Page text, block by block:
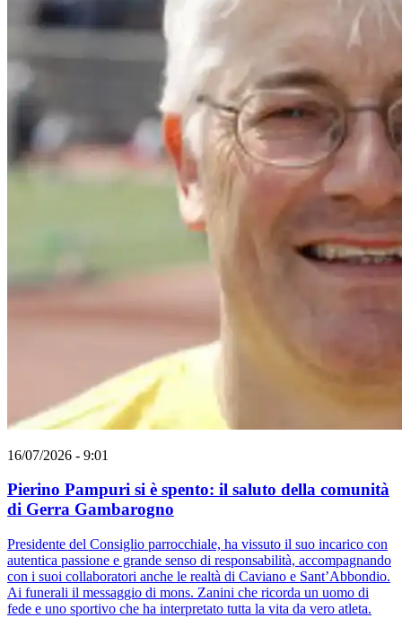
16/07/2026 - 9:01
Pierino Pampuri si è spento: il saluto della comunità
di Gerra Gambarogno
Presidente del Consiglio parrocchiale, ha vissuto il suo incarico con
autentica passione e grande senso di responsabilità, accompagnando
con i suoi collaboratori anche le realtà di Caviano e Sant’Abbondio.
Ai funerali il messaggio di mons. Zanini che ricorda un uomo di
fede e uno sportivo che ha interpretato tutta la vita da vero atleta.